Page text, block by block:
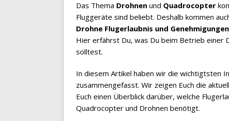
Das Thema Drohnen und Quadrocopter
Fluggeräte sind beliebt. Deshalb kommen
Drohne Flugerlaubnis und Genehmigungen
Hier erfährst Du, was Du beim Betrieb einer
solltest.
In diesem Artikel haben wir die wichtigtsten
zusammengefasst. Wir zeigen Euch die
Euch einen Überblick darüber, welche
Quadrocopter und Drohnen benötigt.